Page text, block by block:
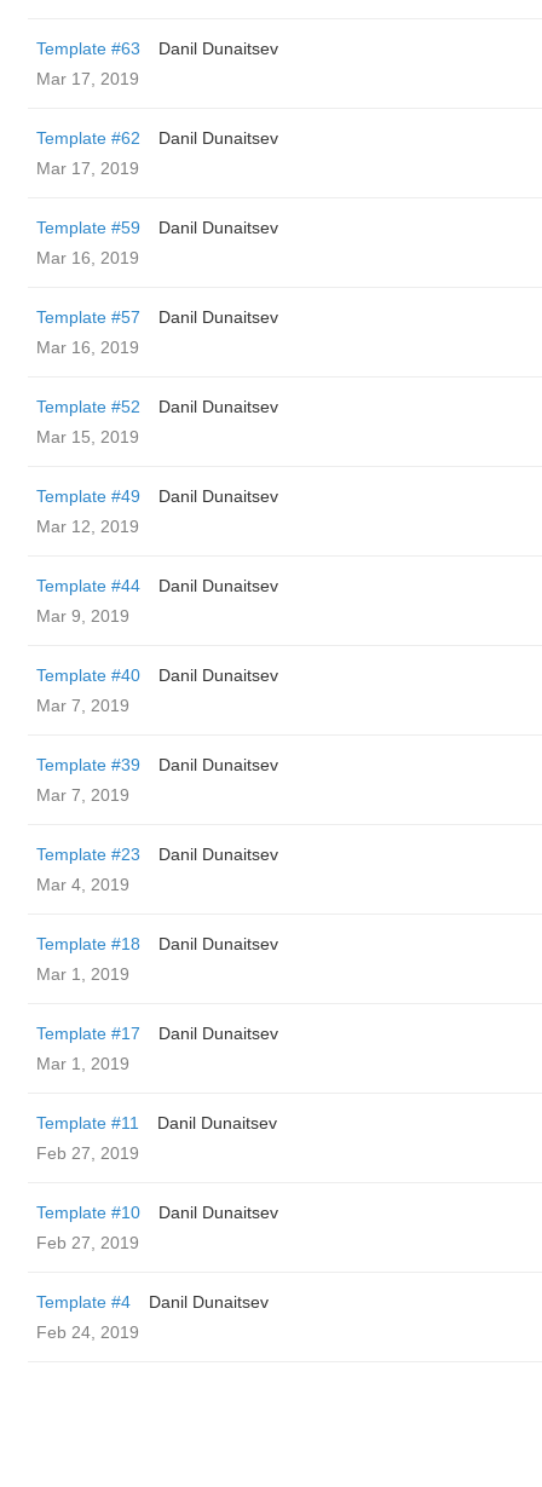
Template #63
Danil Dunaitsev
Mar 17, 2019
Template #62
Danil Dunaitsev
Mar 17, 2019
Template #59
Danil Dunaitsev
Mar 16, 2019
Template #57
Danil Dunaitsev
Mar 16, 2019
Template #52
Danil Dunaitsev
Mar 15, 2019
Template #49
Danil Dunaitsev
Mar 12, 2019
Template #44
Danil Dunaitsev
Mar 9, 2019
Template #40
Danil Dunaitsev
Mar 7, 2019
Template #39
Danil Dunaitsev
Mar 7, 2019
Template #23
Danil Dunaitsev
Mar 4, 2019
Template #18
Danil Dunaitsev
Mar 1, 2019
Template #17
Danil Dunaitsev
Mar 1, 2019
Template #11
Danil Dunaitsev
Feb 27, 2019
Template #10
Danil Dunaitsev
Feb 27, 2019
Template #4
Danil Dunaitsev
Feb 24, 2019